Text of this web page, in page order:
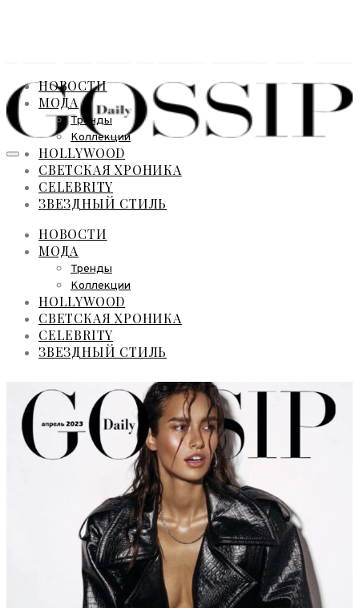
НОВОСТИ
МОДА
Тренды
Коллекции
HOLLYWOOD
СВЕТСКАЯ ХРОНИКА
CELEBRITY
ЗВЕЗДНЫЙ СТИЛЬ
НОВОСТИ
МОДА
Тренды
Коллекции
HOLLYWOOD
СВЕТСКАЯ ХРОНИКА
CELEBRITY
ЗВЕЗДНЫЙ СТИЛЬ